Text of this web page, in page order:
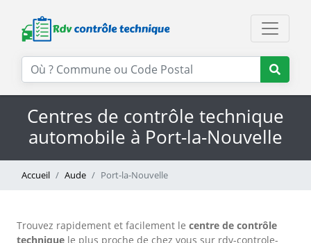
Centres de contrôle technique
automobile à Port-la-Nouvelle
Accueil Aude Port-la-Nouvelle
Trouvez rapidement et facilement le centre de contrôle
technique le plus proche de chez vous sur rdv-controle-